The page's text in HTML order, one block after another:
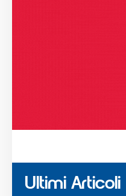
Ultimi Articoli